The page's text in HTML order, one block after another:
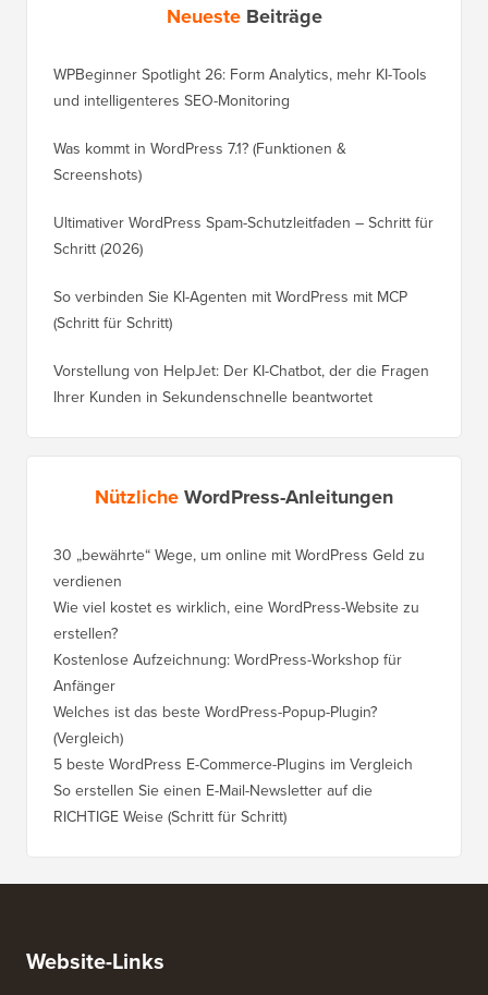
Neueste Beiträge
WPBeginner Spotlight 26: Form Analytics, mehr KI-Tools
und intelligenteres SEO-Monitoring
Was kommt in WordPress 7.1? (Funktionen &
Screenshots)
Ultimativer WordPress Spam-Schutzleitfaden – Schritt für
Schritt (2026)
So verbinden Sie KI-Agenten mit WordPress mit MCP
(Schritt für Schritt)
Vorstellung von HelpJet: Der KI-Chatbot, der die Fragen
Ihrer Kunden in Sekundenschnelle beantwortet
NützlicheWordPress-Anleitungen
30 „bewährte“ Wege, um online mit WordPress Geld zu
verdienen
Wie viel kostet es wirklich, eine WordPress-Website zu
erstellen?
Kostenlose Aufzeichnung: WordPress-Workshop für
Anfänger
Welches ist das beste WordPress-Popup-Plugin?
(Vergleich)
5 beste WordPress E-Commerce-Plugins im Vergleich
So erstellen Sie einen E-Mail-Newsletter auf die
RICHTIGE Weise (Schritt für Schritt)
Website-Links